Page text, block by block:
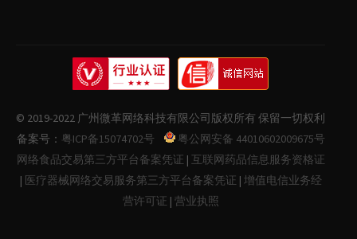
© 2019-2022 广州微革网络科技有限公司版权所有 保留一切权利
备案号： 粤ICP备15074702号
粤公网安备 44010602009675号
网络食品交易第三方平台备案凭证 | 互联网药品信息服务资格证
| 医疗器械网络交易服务第三方平台备案凭证 | 增值电信业务经
营许可证 | 营业执照